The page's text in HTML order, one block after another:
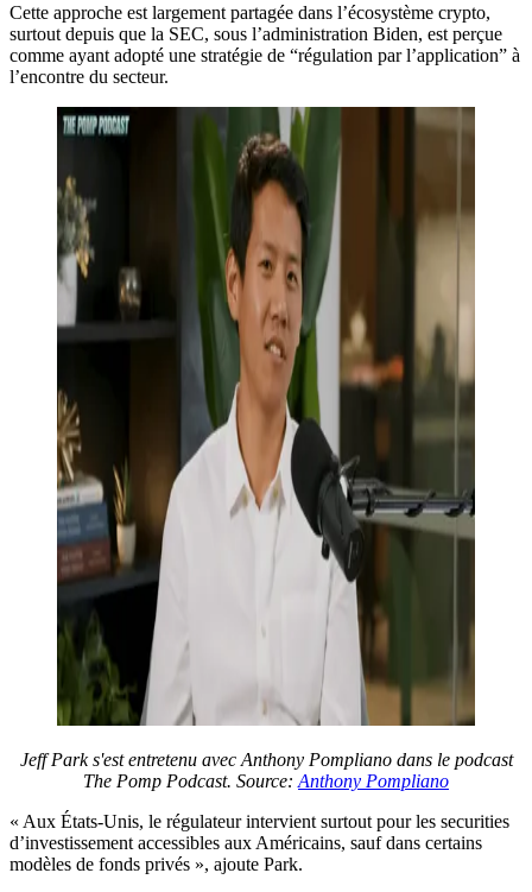
Cette approche est largement partagée dans l’écosystème crypto,
surtout depuis que la SEC, sous l’administration Biden, est perçue
comme ayant adopté une stratégie de “régulation par l’application” à
l’encontre du secteur.
Jeff Park s'est entretenu avec Anthony Pompliano dans le podcast
The Pomp Podcast. Source: Anthony Pompliano
« Aux États-Unis, le régulateur intervient surtout pour les securities
d’investissement accessibles aux Américains, sauf dans certains
modèles de fonds privés », ajoute Park.